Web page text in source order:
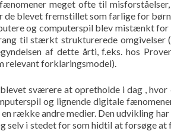
meget ofte til
de blevet fremstillet som farlige for
og computerspil blev mistænkt
til stærkt strukturerede omgivelser
af dette årti, f.eks. hos
relevant forklaringsmodel).
sværere at opretholde i dag ,
og lignende digitale
række andre medier. Den udvikling
selv i stedet for som hidtil at forsøge